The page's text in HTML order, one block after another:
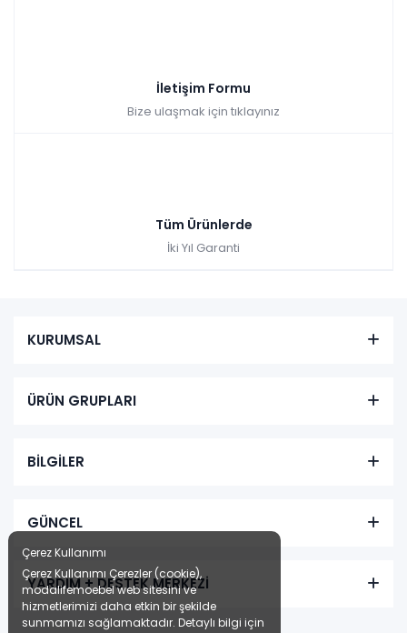
İletişim Formu
Bize ulaşmak için tıklayınız
Tüm Ürünlerde
İki Yıl Garanti
KURUMSAL
ÜRÜN GRUPLARI
BİLGİLER
GÜNCEL
YARDIM + DESTEK MERKEZİ
Çerez Kullanımı
Çerez Kullanımı Çerezler (cookie),
modalifemoebel web sitesini ve
hizmetlerimizi daha etkin bir şekilde
sunmamızı sağlamaktadır. Detaylı bilgi için